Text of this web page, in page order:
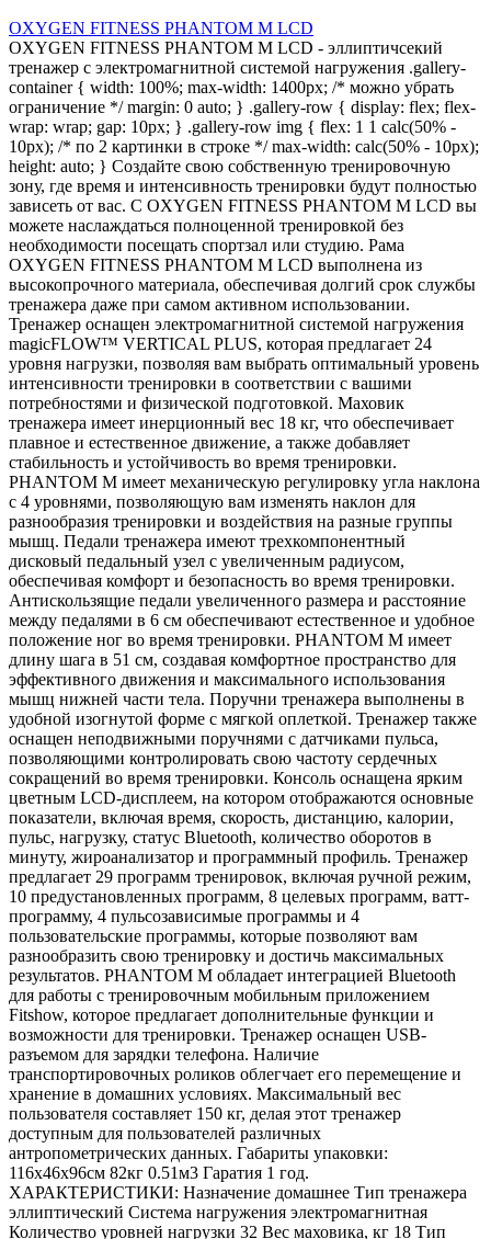
OXYGEN FITNESS PHANTOM M LCD
OXYGEN FITNESS PHANTOM M LCD - эллиптичсекий
тренажер с электромагнитной системой нагружения .gallery-
container { width: 100%; max-width: 1400px; /* можно убрать
ограничение */ margin: 0 auto; } .gallery-row { display: flex; flex-
wrap: wrap; gap: 10px; } .gallery-row img { flex: 1 1 calc(50% -
10px); /* по 2 картинки в строке */ max-width: calc(50% - 10px);
height: auto; } Создайте свою собственную тренировочную
зону, где время и интенсивность тренировки будут полностью
зависеть от вас. С OXYGEN FITNESS PHANTOM M LCD вы
можете наслаждаться полноценной тренировкой без
необходимости посещать спортзал или студию. Рама
OXYGEN FITNESS PHANTOM M LCD выполнена из
высокопрочного материала, обеспечивая долгий срок службы
тренажера даже при самом активном использовании.
Тренажер оснащен электромагнитной системой нагружения
magicFLOW™ VERTICAL PLUS, которая предлагает 24
уровня нагрузки, позволяя вам выбрать оптимальный уровень
интенсивности тренировки в соответствии с вашими
потребностями и физической подготовкой. Маховик
тренажера имеет инерционный вес 18 кг, что обеспечивает
плавное и естественное движение, а также добавляет
стабильность и устойчивость во время тренировки.
PHANTOM M имеет механическую регулировку угла наклона
с 4 уровнями, позволяющую вам изменять наклон для
разнообразия тренировки и воздействия на разные группы
мышц. Педали тренажера имеют трехкомпонентный
дисковый педальный узел с увеличенным радиусом,
обеспечивая комфорт и безопасность во время тренировки.
Антискользящие педали увеличенного размера и расстояние
между педалями в 6 см обеспечивают естественное и удобное
положение ног во время тренировки. PHANTOM M имеет
длину шага в 51 см, создавая комфортное пространство для
эффективного движения и максимального использования
мышц нижней части тела. Поручни тренажера выполнены в
удобной изогнутой форме с мягкой оплеткой. Тренажер также
оснащен неподвижными поручнями с датчиками пульса,
позволяющими контролировать свою частоту сердечных
сокращений во время тренировки. Консоль оснащена ярким
цветным LCD-дисплеем, на котором отображаются основные
показатели, включая время, скорость, дистанцию, калории,
пульс, нагрузку, статус Bluetooth, количество оборотов в
минуту, жироанализатор и программный профиль. Тренажер
предлагает 29 программ тренировок, включая ручной режим,
10 предустановленных программ, 8 целевых программ, ватт-
программу, 4 пульсозависимые программы и 4
пользовательские программы, которые позволяют вам
разнообразить свою тренировку и достичь максимальных
результатов. PHANTOM M обладает интеграцией Bluetooth
для работы с тренировочным мобильным приложением
Fitshow, которое предлагает дополнительные функции и
возможности для тренировки. Тренажер оснащен USB-
разъемом для зарядки телефона. Наличие
транспортировочных роликов облегчает его перемещение и
хранение в домашних условиях. Максимальный вес
пользователя составляет 150 кг, делая этот тренажер
доступным для пользователей различных
антропометрических данных. Габариты упаковки:
116х46х96см 82кг 0.51м3 Гаратия 1 год.
ХАРАКТЕРИСТИКИ: Назначение домашнее Тип тренажера
эллиптический Система нагружения электромагнитная
Количество уровней нагрузки 32 Вес маховика, кг 18 Тип